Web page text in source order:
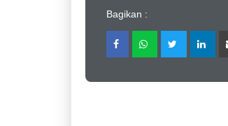
Bagikan :